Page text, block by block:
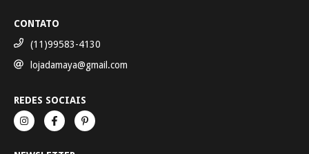
CONTATO
(11)99583-4130
lojadamaya@gmail.com
REDES SOCIAIS